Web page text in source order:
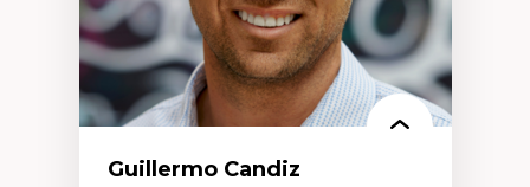
Guillermo Candiz